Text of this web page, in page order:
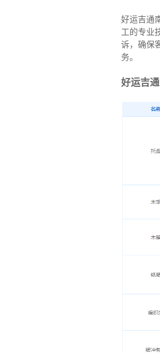
好运吉通
工的专业
诉，确保
务。
好运吉